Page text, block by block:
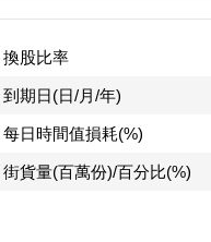
換股比率
到期日(日/月/年)
每日時間值損耗(%)
街貨量(百萬份)/百分比(%)